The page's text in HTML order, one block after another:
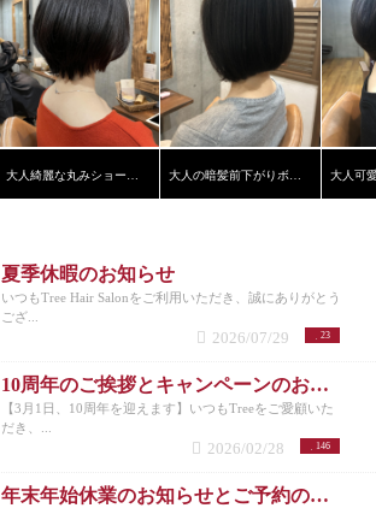
大人の暗髪前下がりボブ【学芸大学】【髪質改善】
夏季休暇のお知らせ
いつもTree Hair Salonをご利用いただき、誠にありがとう
ござ...
23
2026/07/29
10周年のご挨拶とキャンペーンのお知らせ
【3月1日、10周年を迎えます】いつもTreeをご愛顧いた
だき、...
146
2026/02/28
年末年始休業のお知らせとご予約のお願い